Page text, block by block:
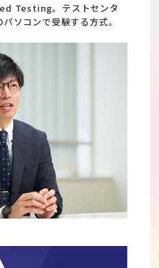
Testing。テストセンタ
ソコンで受験する方式。